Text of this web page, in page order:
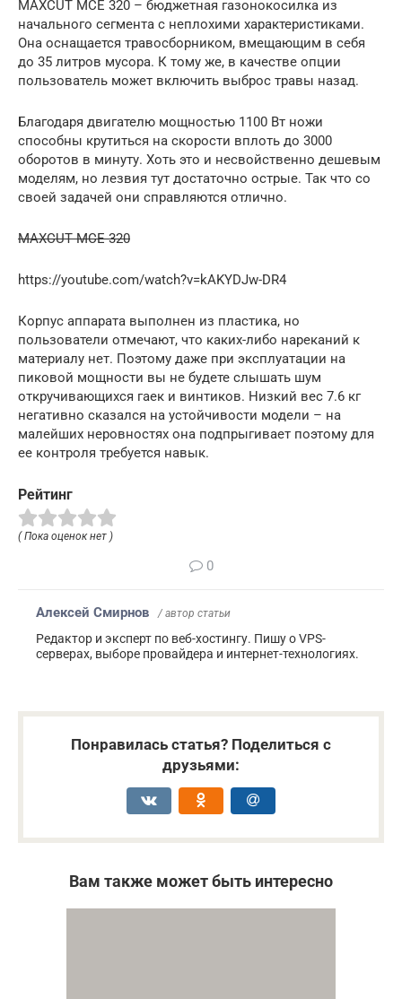
MAXCUT MCE 320 – бюджетная газонокосилка из
начального сегмента с неплохими характеристиками.
Она оснащается травосборником, вмещающим в себя
до 35 литров мусора. К тому же, в качестве опции
пользователь может включить выброс травы назад.
Благодаря двигателю мощностью 1100 Вт ножи
способны крутиться на скорости вплоть до 3000
оборотов в минуту. Хоть это и несвойственно дешевым
моделям, но лезвия тут достаточно острые. Так что со
своей задачей они справляются отлично.
MAXCUT MCE 320
https://youtube.com/watch?v=kAKYDJw-DR4
Корпус аппарата выполнен из пластика, но
пользователи отмечают, что каких-либо нареканий к
материалу нет. Поэтому даже при эксплуатации на
пиковой мощности вы не будете слышать шум
откручивающихся гаек и винтиков. Низкий вес 7.6 кг
негативно сказался на устойчивости модели – на
малейших неровностях она подпрыгивает поэтому для
ее контроля требуется навык.
Рейтинг
( Пока оценок нет )
0
Алексей Смирнов / автор статьи
Редактор и эксперт по веб-хостингу. Пишу о VPS-
серверах, выборе провайдера и интернет-технологиях.
Понравилась статья? Поделиться с
друзьями:
Вам также может быть интересно